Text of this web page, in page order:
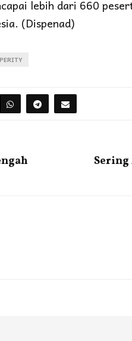
lebih dari 660
(Dispenad)
Sering